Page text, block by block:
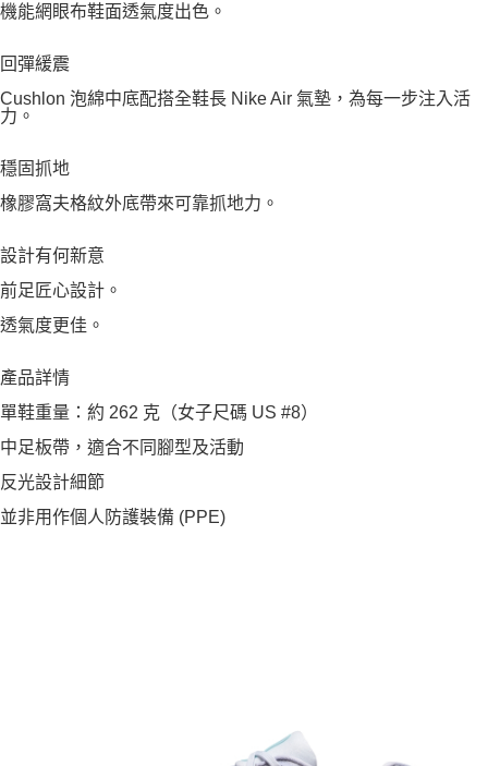
機能網眼布鞋面透氣度出色。
回彈緩震
Cushlon 泡綿中底配搭全鞋長 Nike Air 氣墊，為每一步注入活
力。
穩固抓地
橡膠窩夫格紋外底帶來可靠抓地力。
設計有何新意
前足匠心設計。
透氣度更佳。
產品詳情
單鞋重量：約 262 克（女子尺碼 US #8）
中足板帶，適合不同腳型及活動
反光設計細節
並非用作個人防護裝備 (PPE)